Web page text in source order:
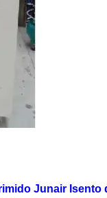
Junair Isento